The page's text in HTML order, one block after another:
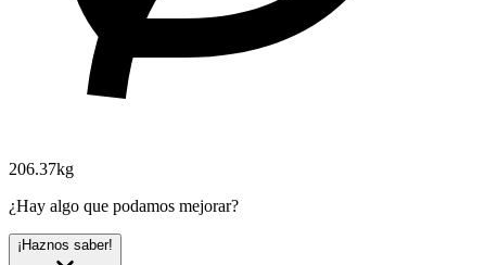
206.37kg
¿Hay algo que podamos mejorar?
¡Haznos saber!